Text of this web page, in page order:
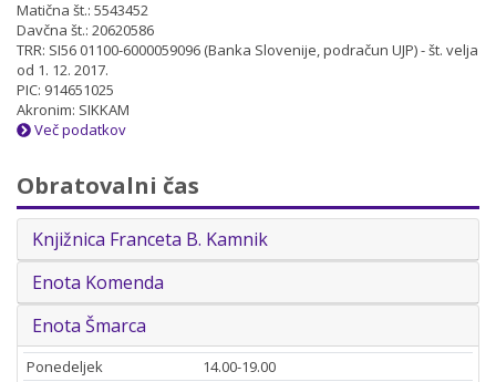
Matična št.: 5543452
Davčna št.: 20620586
TRR: SI56 01100-6000059096 (Banka Slovenije, podračun UJP) - št. velja
od 1. 12. 2017.
PIC: 914651025
Akronim: SIKKAM
Več podatkov
Obratovalni čas
Knjižnica Franceta B. Kamnik
Enota Komenda
Enota Šmarca
Ponedeljek 14.00-19.00